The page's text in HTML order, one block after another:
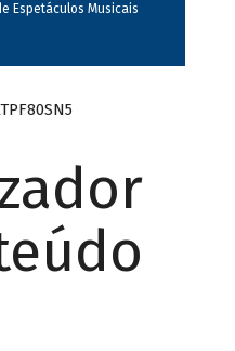
Espetáculos Musicais